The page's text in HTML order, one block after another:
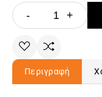
- +
Περιγραφή